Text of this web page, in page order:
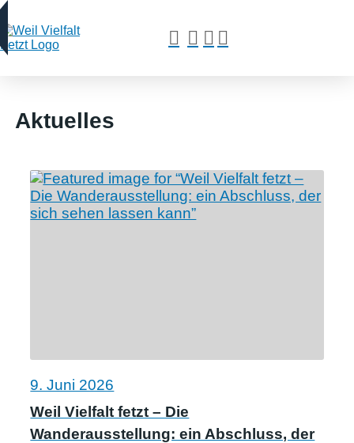
Aktuelles
9. Juni 2026
Weil Vielfalt fetzt – Die
Wanderausstellung: ein Abschluss, der